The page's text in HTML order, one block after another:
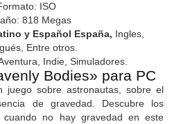
ISO
818 Megas
y Español España, Ingles,
Entre otros.
Indie, Simuladores.
Bodies» para PC
juego sobre astronautas, sobre el
de gravedad. Descubre los
cuando no hay gravedad en este